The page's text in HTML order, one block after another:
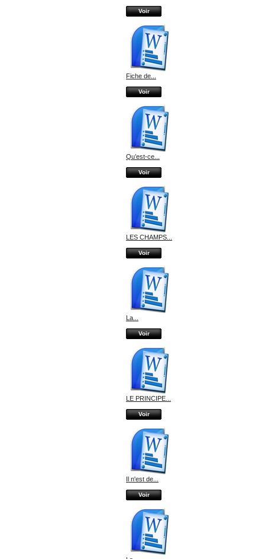
Voir
Fiche de...
Voir
Qu’est-ce...
Voir
LES CHAMPS...
Voir
La...
Voir
LE PRINCIPE...
Voir
Il n'est de...
Voir